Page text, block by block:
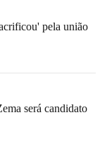
pela união
será candidato